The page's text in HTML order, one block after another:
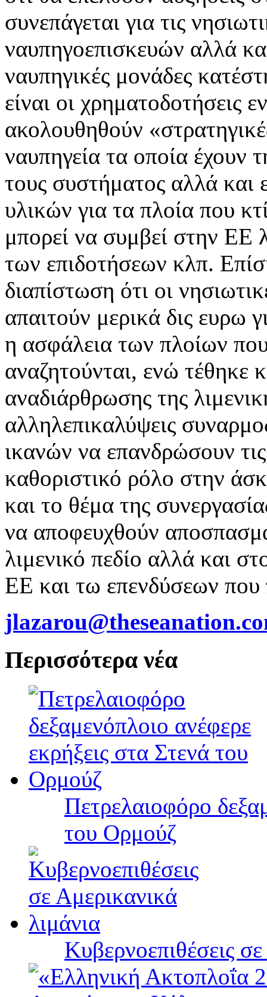
συνεπάγεται για τις
ναυπηγοεπισκευών αλλά
ναυπηγικές μονάδες
είναι οι χρηματοδοτήσεις
ακολουθηθούν
ναυπηγεία τα οποία έχουν
τους συστήματος αλλά και
υλικών για τα πλοία που
μπορεί να συμβεί στην ΕΕ
των επιδοτήσεων κλπ.
διαπίστωση ότι οι
απαιτούν μερικά δις ευρω
η ασφάλεια των πλοίων
αναζητούνται, ενώ τέθηκε
αναδιάρθρωσης της
αλληλεπικαλύψεις
ικανών να επανδρώσουν τις
καθοριστικό ρόλο στην
και το θέμα της
να αποφευχθούν
λιμενικό πεδίο αλλά και
ΕΕ και τω επενδύσεων που
Περισσότερα νέα
Πετρελαιοφόρο
του Ορμούζ
Κυβερνοεπιθέσεις